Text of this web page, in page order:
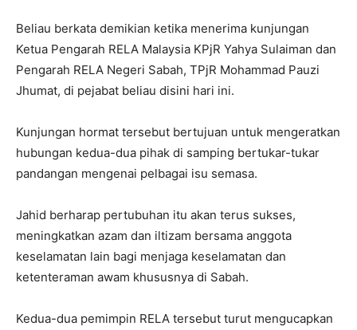
Beliau berkata demikian ketika menerima kunjungan
Ketua Pengarah RELA Malaysia KPjR Yahya Sulaiman dan
Pengarah RELA Negeri Sabah, TPjR Mohammad Pauzi
Jhumat, di pejabat beliau disini hari ini.
Kunjungan hormat tersebut bertujuan untuk mengeratkan
hubungan kedua-dua pihak di samping bertukar-tukar
pandangan mengenai pelbagai isu semasa.
Jahid berharap pertubuhan itu akan terus sukses,
meningkatkan azam dan iltizam bersama anggota
keselamatan lain bagi menjaga keselamatan dan
ketenteraman awam khususnya di Sabah.
Kedua-dua pemimpin RELA tersebut turut mengucapkan